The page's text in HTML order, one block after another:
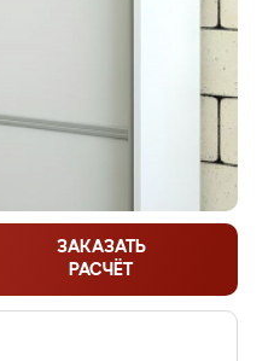
ЗАКАЗАТЬ
РАСЧЁТ